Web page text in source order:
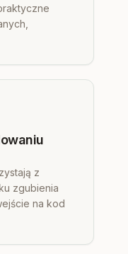
z
zgubienia
na kod